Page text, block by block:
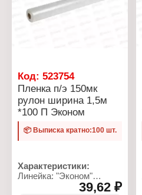
Код: 523754
Пленка п/э 150мк
рулон ширина 1,5м
*100 П Эконом
📦 Выписка кратно:100 шт.
Характеристики:
Линейка: "Эконом"
Тип товара: Пленка39,62 ₽